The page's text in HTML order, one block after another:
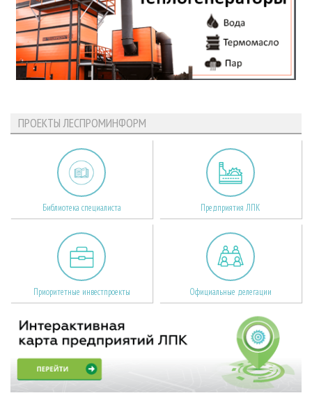
ПРОЕКТЫ ЛЕСПРОМИНФОРМ
Библиотека специалиста Предприятия ЛПК
Приоритетные инвестпроекты Официальные делегации